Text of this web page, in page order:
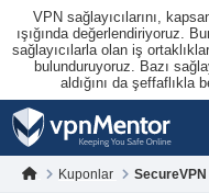
VPN sağlayıcılarını,
ışığında değerlendiriyoruz.
sağlayıcılarla olan iş
bulunduruyoruz. Bazı
aldığını da şeffaflıkla
Kuponlar SecureVPN